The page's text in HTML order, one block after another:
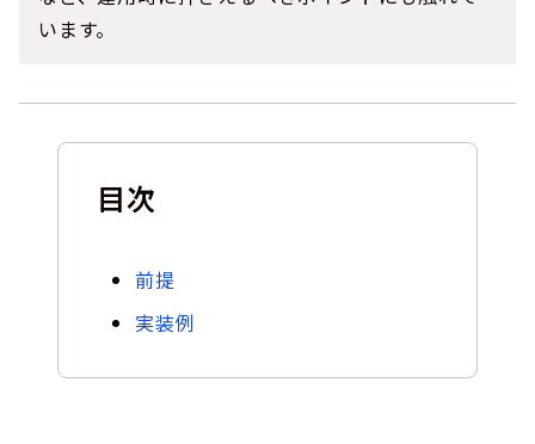
います。
目次
前提
実装例